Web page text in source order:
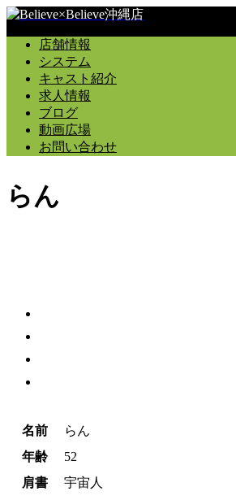
店舗情報
システム
キャスト紹介
求人情報
ブログ
動画広場
お問い合わせ
らん
名前
らん
年齢
52
肩書
宇宙人